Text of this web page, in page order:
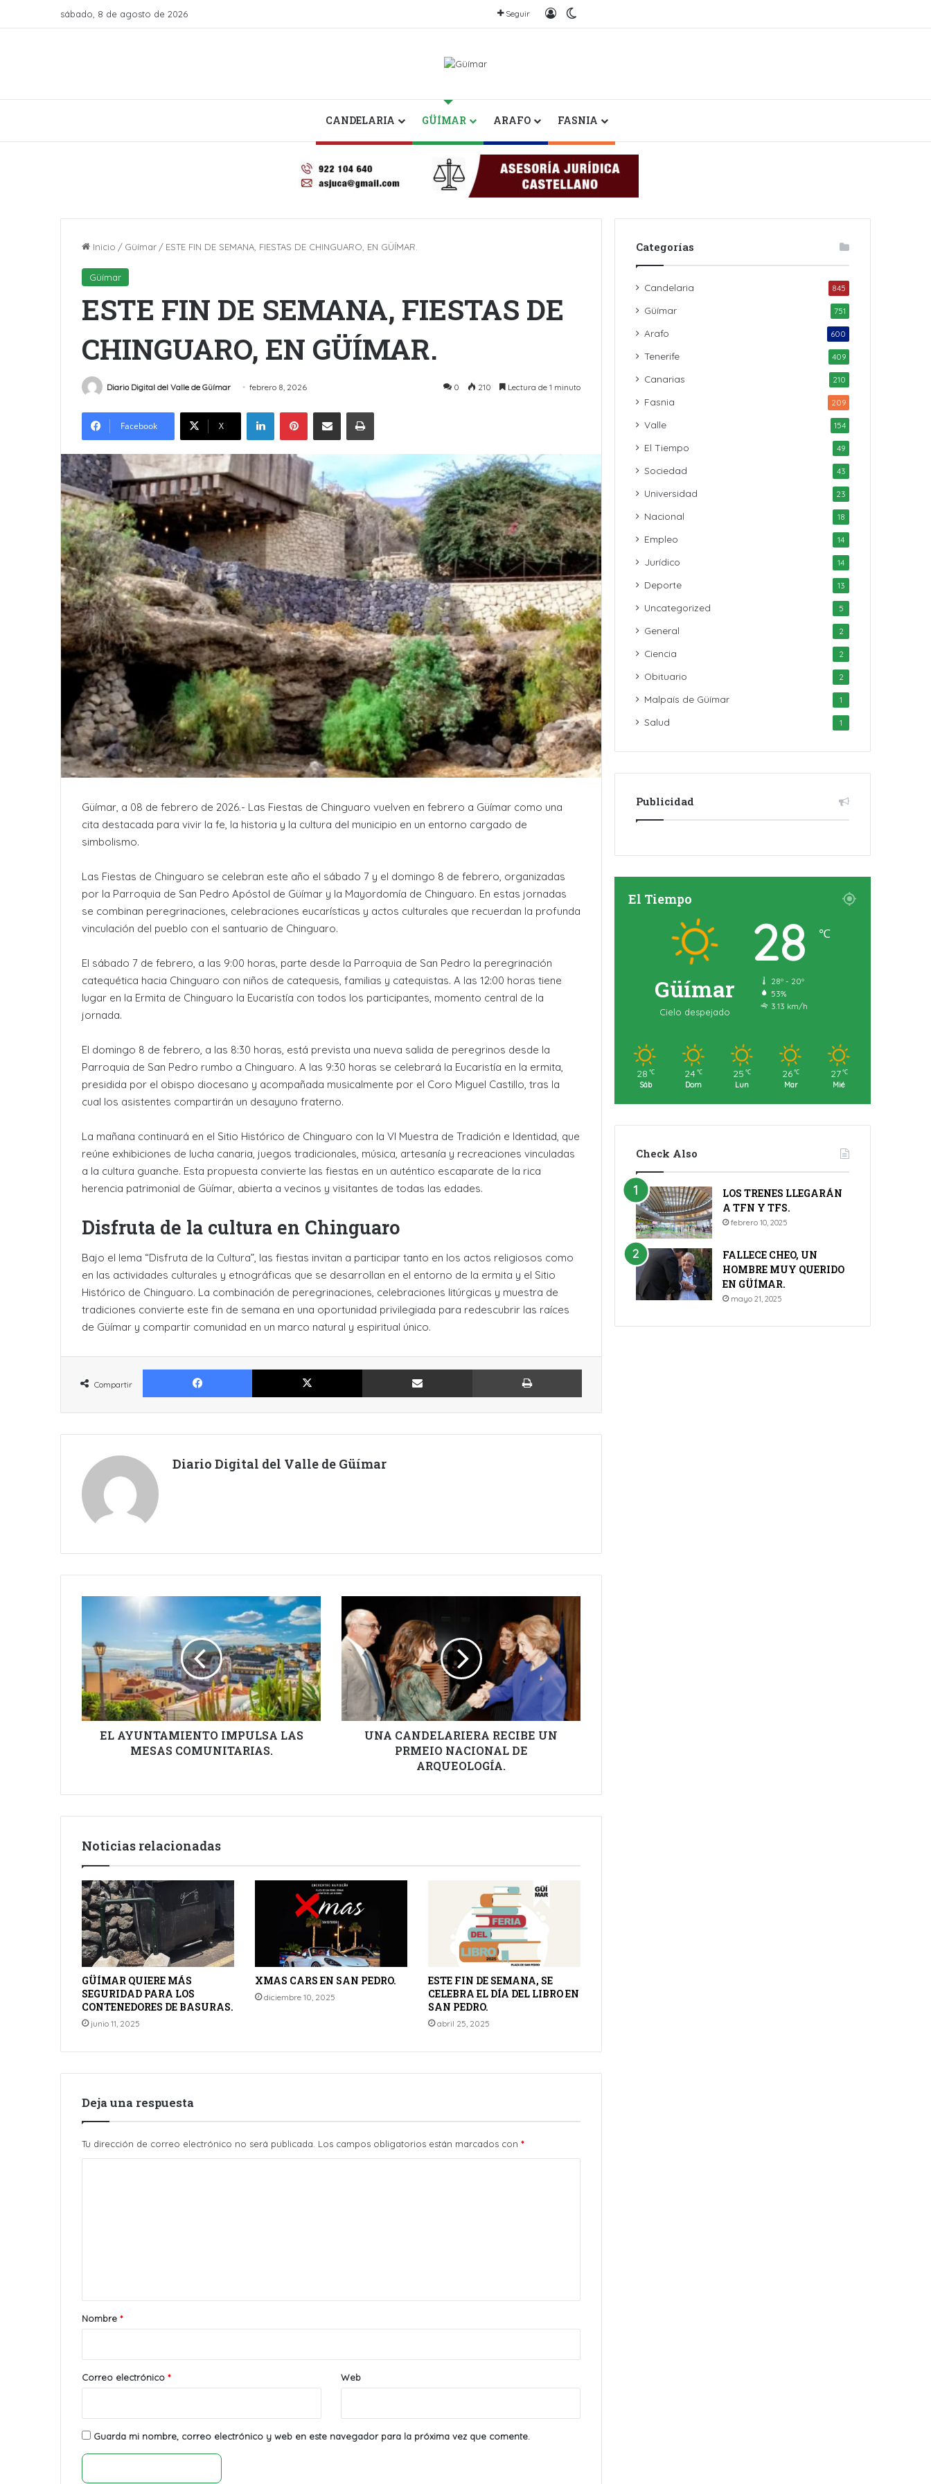
sábado, 8 de agosto de 2026 Seguir Iniciar sesión
CANDELARIA GÜÍMAR ARAFO FASNIA
Inicio / Güímar / ESTE FIN DE SEMANA, FIESTAS DE CHINGUARO, EN GÜÍMAR.
Güímar
ESTE FIN DE SEMANA, FIESTAS DE
CHINGUARO, EN GÜÍMAR.
Diario Digital del Valle de Güímar febrero 8, 2026 0 210 Lectura de 1 minuto
Facebook X
LinkedInPinterestCompartir por Email Imprimir
Güímar, a 08 de febrero de 2026.- Las Fiestas de Chinguaro vuelven en febrero a Güímar como una
cita destacada para vivir la fe, la historia y la cultura del municipio en un entorno cargado de
simbolismo.
Las Fiestas de Chinguaro se celebran este año el sábado 7 y el domingo 8 de febrero, organizadas
por la Parroquia de San Pedro Apóstol de Güímar y la Mayordomía de Chinguaro. En estas jornadas
se combinan peregrinaciones, celebraciones eucarísticas y actos culturales que recuerdan la profunda
vinculación del pueblo con el santuario de Chinguaro.
El sábado 7 de febrero, a las 9:00 horas, parte desde la Parroquia de San Pedro la peregrinación
catequética hacia Chinguaro con niños de catequesis, familias y catequistas. A las 12:00 horas tiene
lugar en la Ermita de Chinguaro la Eucaristía con todos los participantes, momento central de la
jornada.
El domingo 8 de febrero, a las 8:30 horas, está prevista una nueva salida de peregrinos desde la
Parroquia de San Pedro rumbo a Chinguaro. A las 9:30 horas se celebrará la Eucaristía en la ermita,
presidida por el obispo diocesano y acompañada musicalmente por el Coro Miguel Castillo, tras la
cual los asistentes compartirán un desayuno fraterno.
La mañana continuará en el Sitio Histórico de Chinguaro con la VI Muestra de Tradición e Identidad, que
reúne exhibiciones de lucha canaria, juegos tradicionales, música, artesanía y recreaciones vinculadas
a la cultura guanche. Esta propuesta convierte las fiestas en un auténtico escaparate de la rica
herencia patrimonial de Güímar, abierta a vecinos y visitantes de todas las edades.
Disfruta de la cultura en Chinguaro
Bajo el lema “Disfruta de la Cultura”, las fiestas invitan a participar tanto en los actos religiosos como
en las actividades culturales y etnográficas que se desarrollan en el entorno de la ermita y el Sitio
Histórico de Chinguaro. La combinación de peregrinaciones, celebraciones litúrgicas y muestra de
tradiciones convierte este fin de semana en una oportunidad privilegiada para redescubrir las raíces
de Güímar y compartir comunidad en un marco natural y espiritual único.
Compartir
Facebook X Compartir por Email Imprimir
Diario Digital del Valle de Güímar
LAS
MESAS
COMUNITARIAS.
EL AYUNTAMIENTO IMPULSA LAS
MESAS COMUNITARIAS.
CANDELARIERA
RECIBE
UN
PRMEIO
NACIONAL
DE
ARQUEOLOGÍA.
UNA CANDELARIERA RECIBE UN
PRMEIO NACIONAL DE
ARQUEOLOGÍA.
Noticias relacionadas
GÜÍMAR QUIERE MÁS
SEGURIDAD PARA LOS
CONTENEDORES DE BASURAS.
junio 11, 2025
XMAS CARS EN SAN PEDRO.
diciembre 10, 2025
ESTE FIN DE SEMANA, SE
CELEBRA EL DÍA DEL LIBRO EN
SAN PEDRO.
abril 25, 2025
Deja una respuesta
Tu dirección de correo electrónico no será publicada. Los campos obligatorios están marcados con *
r
*
Nombre *
Correo electrónico * Web
Guarda mi nombre, correo electrónico y web en este navegador para la próxima vez que comente.
Categorías
Candelaria 845
Güímar 751
Arafo 600
Tenerife 409
Canarias 210
Fasnia 209
Valle 154
El Tiempo 49
Sociedad 43
Universidad 23
Nacional 18
Empleo 14
Jurídico 14
Deporte 13
Uncategorized 5
General 2
Ciencia 2
Obituario 2
Malpaís de Güímar 1
Salud 1
Publicidad
El Tiempo
Güímar
Cielo despejado
28 ℃
28º - 20º
53%
3.13 km/h
28 ℃
Sáb
24 ℃
Dom
25 ℃
Lun
26 ℃
Mar
27 ℃
Mié
Check Also
LOS TRENES LLEGARÁN
A TFN Y TFS.
febrero 10, 2025
FALLECE CHEO, UN
HOMBRE MUY QUERIDO
EN GÜÍMAR.
mayo 21, 2025